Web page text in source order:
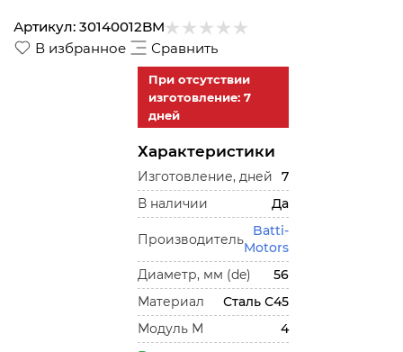
В избранное Сравнить
Артикул: 30140012BM
При отсутствии
изготовление: 7
дней
Характеристики
Изготовление, дней
7
В наличии
Да
Производитель
Batti-
Motors
Диаметр, мм (de)
56
Материал
Сталь С45
Модуль М
4